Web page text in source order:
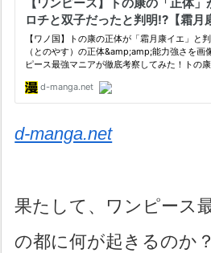
d-manga.net
果たして、ワンピース
の都に何が起きるのか？